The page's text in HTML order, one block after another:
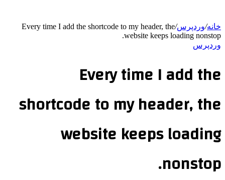
خانه/وردپرس/
Every time I add the shortcode to my header, the
website keeps loading nonstop.
وردپرس
Every time I add the
shortcode to my header, the
website keeps loading
nonstop.